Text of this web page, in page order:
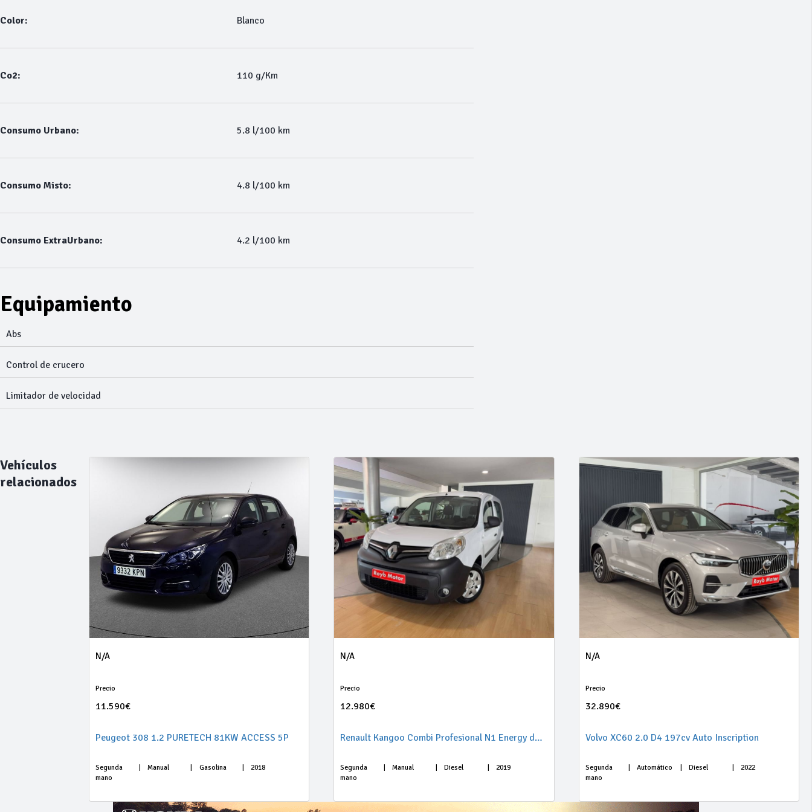
Color: Blanco
Co2: 110 g/Km
Consumo Urbano: 5.8 l/100 km
Consumo Misto: 4.8 l/100 km
Consumo ExtraUrbano: 4.2 l/100 km
Equipamiento
Abs
Control de crucero
Limitador de velocidad
Vehículos
relacionados
N/A
Precio
11.590€
Peugeot 308 1.2 PURETECH 81KW ACCESS 5P
Segunda
mano
Manual Gasolina 2018
N/A
Precio
12.980€
Renault Kangoo Combi Profesional N1 Energy dCi 66kW (90CV)
Segunda
mano
Manual Diesel 2019
N/A
Precio
32.890€
Volvo XC60 2.0 D4 197cv Auto Inscription
Segunda
mano
Automático Diesel 2022